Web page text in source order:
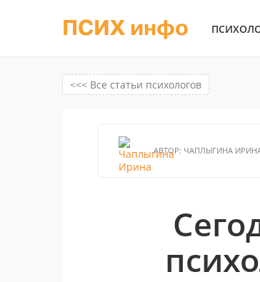
ПСИХ инфо
<<< Все статьи психологов
АВТОР: ЧАПЛЫГИНА